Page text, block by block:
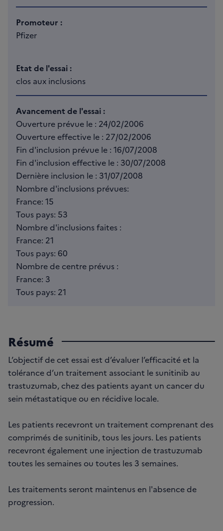
Promoteur :
Pfizer
Etat de l'essai :
clos aux inclusions
Avancement de l'essai :
Ouverture prévue le : 24/02/2006
Ouverture effective le : 27/02/2006
Fin d'inclusion prévue le : 16/07/2008
Fin d'inclusion effective le : 30/07/2008
Dernière inclusion le : 31/07/2008
Nombre d'inclusions prévues:
France: 15
Tous pays: 53
Nombre d'inclusions faites :
France: 21
Tous pays: 60
Nombre de centre prévus :
France: 3
Tous pays: 21
Résumé
L’objectif de cet essai est d’évaluer l’efficacité et la
tolérance d’un traitement associant le sunitinib au
trastuzumab, chez des patients ayant un cancer du
sein métastatique ou en récidive locale.
Les patients recevront un traitement comprenant des
comprimés de sunitinib, tous les jours. Les patients
recevront également une injection de trastuzumab
toutes les semaines ou toutes les 3 semaines.
Les traitements seront maintenus en l'absence de
progression.